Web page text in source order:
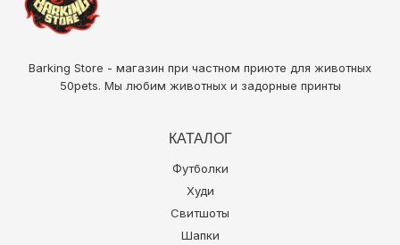
Barking Store - магазин при частном приюте для животных
50pets. Мы любим животных и задорные принты
КАТАЛОГ
Футболки
Худи
Свитшоты
Шапки